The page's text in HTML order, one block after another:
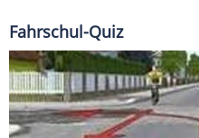
Fahrschul-Quiz